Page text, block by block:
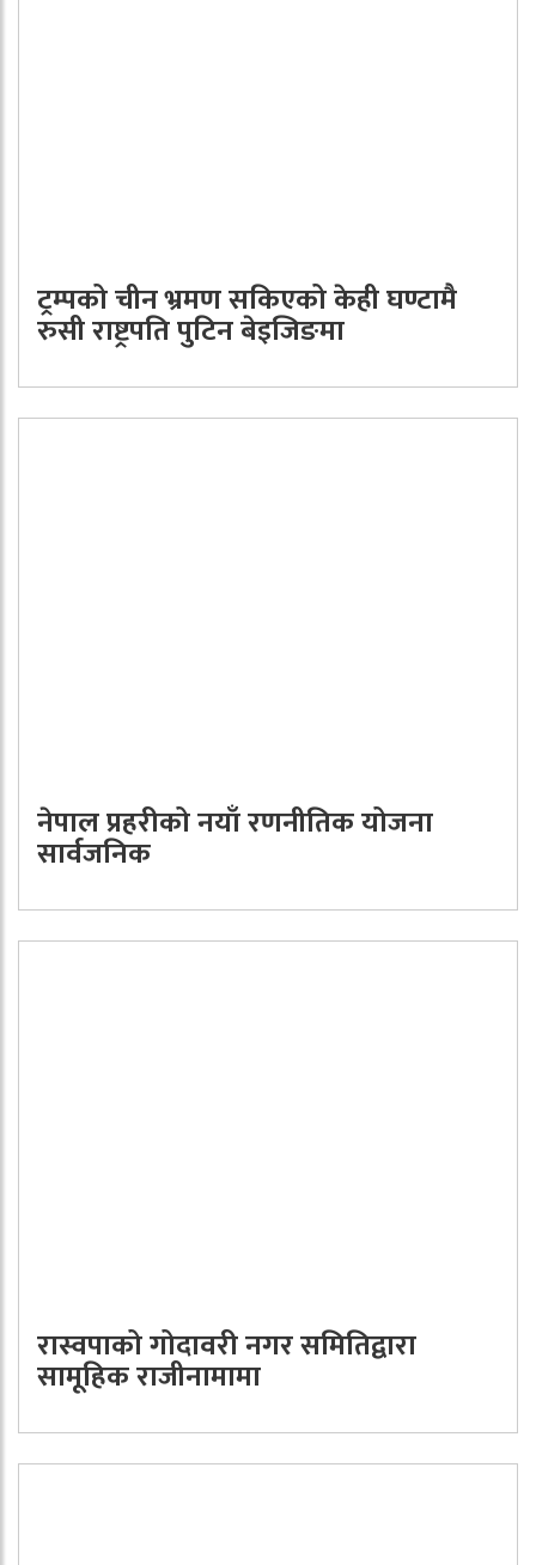
ट्रम्पको चीन भ्रमण सकिएको केही घण्टामै
रुसी राष्ट्रपति पुटिन बेइजिङमा
नेपाल प्रहरीको नयाँ रणनीतिक योजना
सार्वजनिक
रास्वपाको गोदावरी नगर समितिद्वारा
सामूहिक राजीनामामा